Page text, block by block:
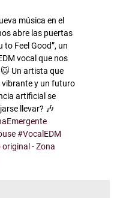
música en el
abre las puertas
to Feel Good”, un
vocal que nos
Un artista que
y un futuro
artificial se
llevar? 🎶
#VocalEDM
- Zona